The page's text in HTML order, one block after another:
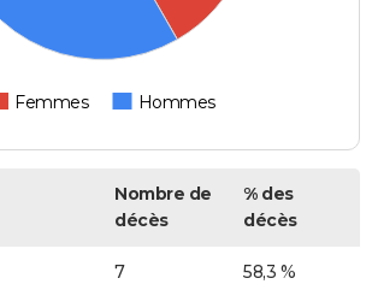
Femmes Hommes
Nombre de
décès
% des
décès
7 58,3 %